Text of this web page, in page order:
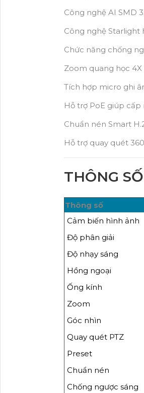
Công nghệ AI SMD
Công nghệ Starlight
Chức năng chống
Zoom quang học
Tích hợp micro ghi
Hỗ trợ PoE giúp
Chuẩn nén Smart
Hỗ trợ quay quét
THÔNG
Thông số
Cảm biến hình ảnh
Độ phân giải
Độ nhạy sáng
Hồng ngoại
Ống kính
Zoom
Góc nhìn
Quay quét PTZ
Preset
Chuẩn nén
Chống ngược sáng